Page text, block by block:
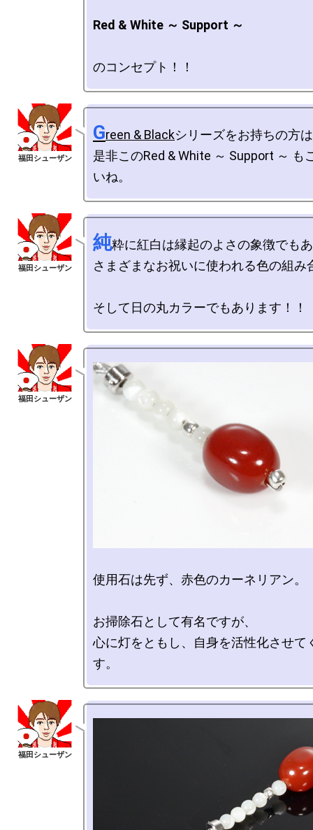
Red & White ～ Support ～
Green & Blackシリーズをお持ちの方
是非このRed & White ～ Support ～ も
純粋に紅白は縁起のよさの象徴でも
さまざまなお祝いに使われる色の組み
使用石は先ず、赤色のカーネリアン。
お掃除石として有名ですが、
心に灯をともし、自身を活性化させて